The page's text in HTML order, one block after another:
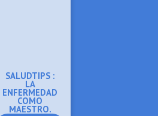
SALUDTIPS :
LA
ENFERMEDAD
COMO
MAESTRO.